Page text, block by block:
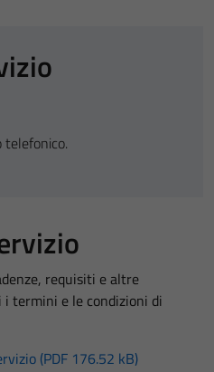
requisiti e altre
termini e le condizioni di
(PDF 176.52 kB)